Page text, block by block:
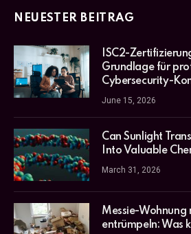
NEUESTER BEITRAG
ISC2-
Grundlage für
Cybersecurity-
June 15, 2026
Can Sunlight
Into Valuable
March 31, 2026
Messie-Wohnung
entrümpeln: Was